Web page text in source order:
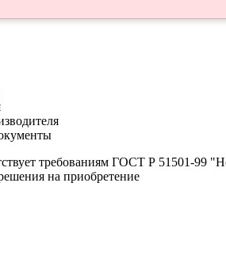
требованиям ГОСТ Р 51501-99
на приобретение